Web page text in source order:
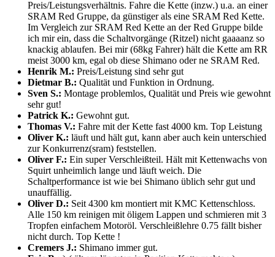
Preis/Leistungsverhältnis. Fahre die Kette (inzw.) u.a. an einer
SRAM Red Gruppe, da günstiger als eine SRAM Red Kette.
Im Vergleich zur SRAM Red Kette an der Red Gruppe bilde
ich mir ein, dass die Schaltvorgänge (Ritzel) nicht gaaaanz so
knackig ablaufen. Bei mir (68kg Fahrer) hält die Kette am RR
meist 3000 km, egal ob diese Shimano oder ne SRAM Red.
Henrik M.: Preis/Leistung sind sehr gut
Dietmar B.: Qualität und Funktion in Ordnung.
Sven S.: Montage problemlos, Qualität und Preis wie gewohnt
sehr gut!
Patrick K.: Gewohnt gut.
Thomas V.: Fahre mit der Kette fast 4000 km. Top Leistung
Oliver K.: läuft und hält gut, kann aber auch kein unterschied
zur Konkurrenz(sram) feststellen.
Oliver F.: Ein super Verschleißteil. Hält mit Kettenwachs von
Squirt unheimlich lange und läuft weich. Die
Schaltperformance ist wie bei Shimano üblich sehr gut und
unauffällig.
Oliver D.: Seit 4300 km montiert mit KMC Kettenschloss.
Alle 150 km reinigen mit öligem Lappen und schmieren mit 3
Tropfen einfachem Motoröl. Verschleißlehre 0.75 fällt bisher
nicht durch. Top Kette !
Cremers J.: Shimano immer gut.